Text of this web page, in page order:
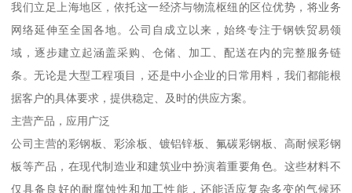
我们立足上海地区，依托这一经济与物流枢纽的区位优势，将业务
网络延伸至全国各地。公司自成立以来，始终专注于钢铁贸易领
域，逐步建立起涵盖采购、仓储、加工、配送在内的完整服务链
条。无论是大型工程项目，还是中小企业的日常用料，我们都能根
据客户的具体要求，提供稳定、及时的供应方案。
主营产品，应用广泛
公司主营的彩钢板、彩涂板、镀铝锌板、氟碳彩钢板、高耐候彩钢
板等产品，在现代制造业和建筑业中扮演着重要角色。这些材料不
仅具备良好的耐腐蚀性和加工性能，还能适应复杂多变的气候环